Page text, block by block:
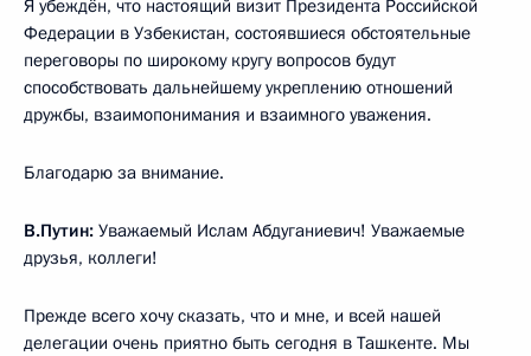
Я убеждён, что настоящий визит Президента Российской
Федерации в Узбекистан, состоявшиеся обстоятельные
переговоры по широкому кругу вопросов будут
способствовать дальнейшему укреплению отношений
дружбы, взаимопонимания и взаимного уважения.
Благодарю за внимание.
В.Путин: Уважаемый Ислам Абдуганиевич! Уважаемые
друзья, коллеги!
Прежде всего хочу сказать, что и мне, и всей нашей
делегации очень приятно быть сегодня в Ташкенте. Мы